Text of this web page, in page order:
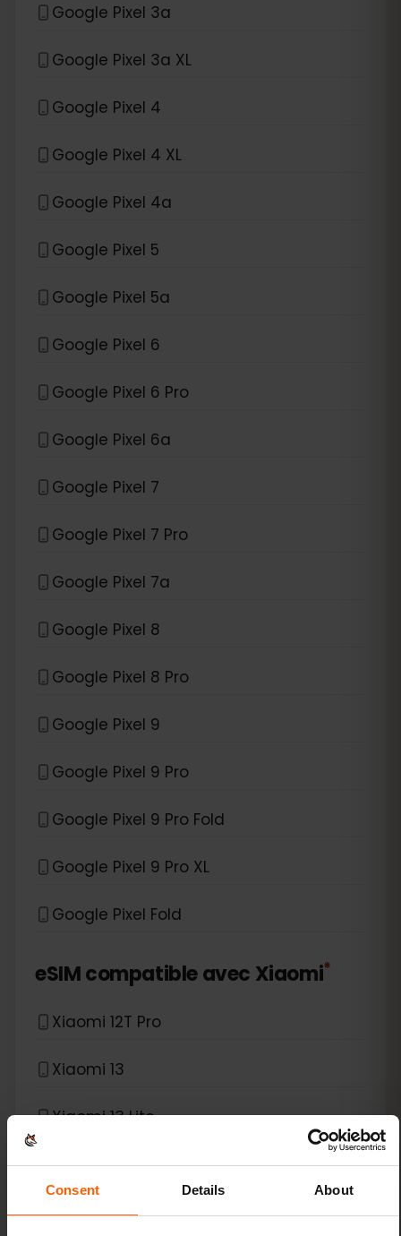
Consent Details About
Google Pixel 3a
Google Pixel 3a XL
Google Pixel 4
Google Pixel 4 XL
Google Pixel 4a
Google Pixel 5
Google Pixel 5a
Google Pixel 6
Google Pixel 6 Pro
Google Pixel 6a
Google Pixel 7
Google Pixel 7 Pro
Google Pixel 7a
Google Pixel 8
Google Pixel 8 Pro
Google Pixel 9
Google Pixel 9 Pro
Google Pixel 9 Pro Fold
Google Pixel 9 Pro XL
Google Pixel Fold
eSIM compatible avec Xiaomi*
Xiaomi 12T Pro
Xiaomi 13
Xiaomi 13 Lite
Xiaomi 13 Pro
Xiaomi 13T Pro